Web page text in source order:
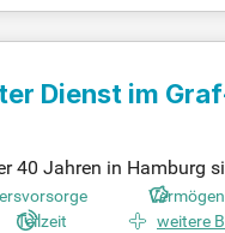
Dienst im
Jahren in Hamburg
Alters zu schaffen.
Teilzeit weitere